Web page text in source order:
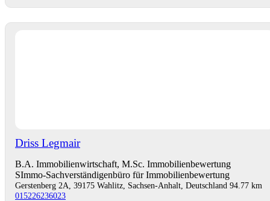
Driss Legmair
B.A. Immobilienwirtschaft, M.Sc. Immobilienbewertung
SImmo-Sachverständigenbüro für Immobilienbewertung
Gerstenberg 2A, 39175 Wahlitz, Sachsen-Anhalt, Deutschland 94.77 km
015226236023